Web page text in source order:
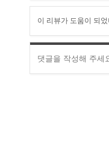
이 리뷰가 도움이 되